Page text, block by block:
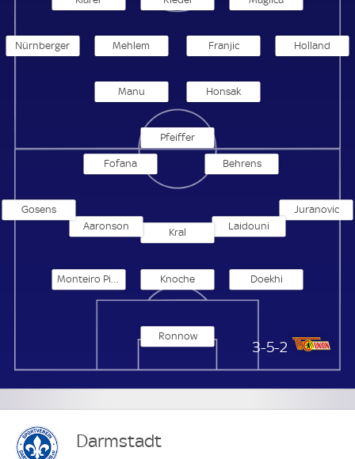
Nürnberger Mehlem Franjic Holland
Manu Honsak
Pfeiffer
1. FC Union Berlin
3-5-2
Ronnow
Doekhi
Knoche
Juranovic
Laidouni
Kral
Aaronson
Gosens
Behrens
Fofana
Darmstadt